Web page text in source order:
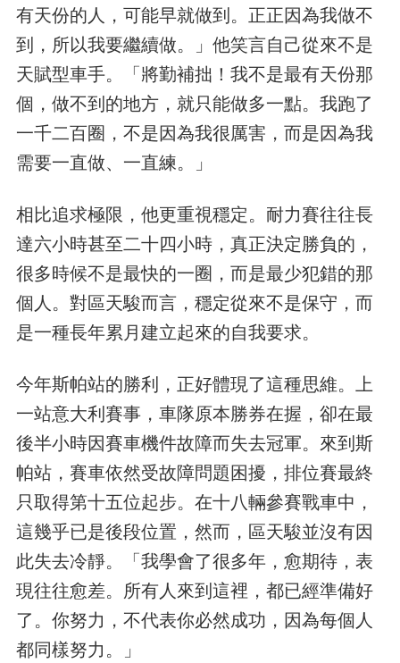
有天份的人，可能早就做到。正正因為我做不
到，所以我要繼續做。」他笑言自己從來不是
天賦型車手。「將勤補拙！我不是最有天份那
個，做不到的地方，就只能做多一點。我跑了
一千二百圈，不是因為我很厲害，而是因為我
需要一直做、一直練。」
相比追求極限，他更重視穩定。耐力賽往往長
達六小時甚至二十四小時，真正決定勝負的，
很多時候不是最快的一圈，而是最少犯錯的那
個人。對區天駿而言，穩定從來不是保守，而
是一種長年累月建立起來的自我要求。
今年斯帕站的勝利，正好體現了這種思維。上
一站意大利賽事，車隊原本勝券在握，卻在最
後半小時因賽車機件故障而失去冠軍。來到斯
帕站，賽車依然受故障問題困擾，排位賽最終
只取得第十五位起步。在十八輛參賽戰車中，
這幾乎已是後段位置，然而，區天駿並沒有因
此失去冷靜。「我學會了很多年，愈期待，表
現往往愈差。所有人來到這裡，都已經準備好
了。你努力，不代表你必然成功，因為每個人
都同樣努力。」